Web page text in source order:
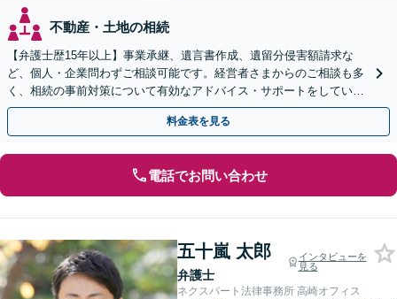
不動産・土地の相続
【弁護士歴15年以上】事業承継、遺言書作成、遺留分侵害額請求な
ど、個人・企業問わずご相談可能です。経営者さまからのご相談も多
く、相続の事前対策について有効なアドバイス・サポートをしていま
す。ぜひご相談ください。【セカンドオピニオン対応可】
料金表を見る
電話でお問い合わせ
五十嵐 太郎
弁護士
インタビューを
見る
ネクスパート法律事務所 高崎オフィス